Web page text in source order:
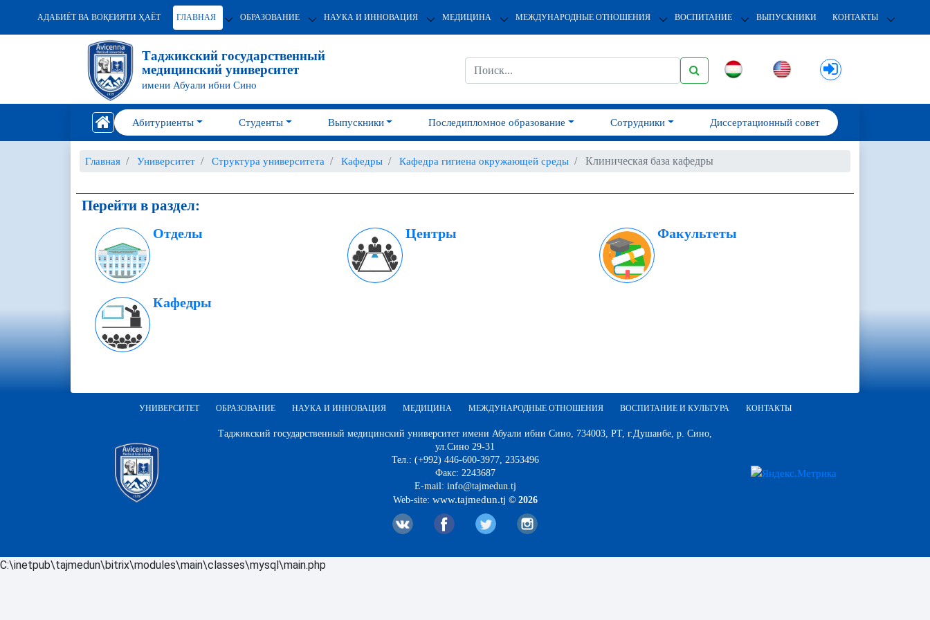
АДАБИЁТ ВА ВОҚЕИЯТИ ҲАЁТ ГЛАВНАЯ ОБРАЗОВАНИЕ НАУКА И ИННОВАЦИЯ МЕДИЦИНА МЕЖДУНАРОДНЫЕ ОТНОШЕНИЯ ВОСПИТАНИЕ ВЫПУСКНИКИ КОНТАКТЫ
Таджикский государственный
медицинский университет
имени Абуали ибни Сино
Абитуриенты Студенты Выпускники Последипломное образование Сотрудники Диссертационный совет
Главная Университет Структура университета Кафедры Кафедра гигиена окружающей среды Клиническая база кафедры
Перейти в раздел:
Отделы Центры Факультеты
Кафедры
УНИВЕРСИТЕТ ОБРАЗОВАНИЕ НАУКА И ИННОВАЦИЯ МЕДИЦИНА МЕЖДУНАРОДНЫЕ ОТНОШЕНИЯ ВОСПИТАНИЕ И КУЛЬТУРА КОНТАКТЫ
Таджикский государственный медицинский университет имени Абуали ибни Сино, 734003, РТ, г.Душанбе, р. Сино,
ул.Сино 29-31
Тел.: (+992) 446-600-3977, 2353496
Факс: 2243687
E-mail: info@tajmedun.tj
Web-site: www.tajmedun.tj © 2026
C:\inetpub\tajmedun\bitrix\modules\main\classes\mysql\main.php